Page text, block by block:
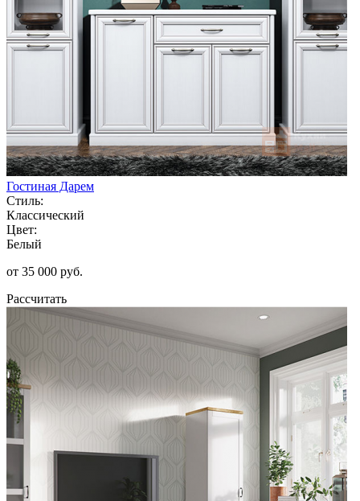
Гостиная Дарем
Стиль:
Классический
Цвет:
Белый
от 35 000 руб.
Рассчитать